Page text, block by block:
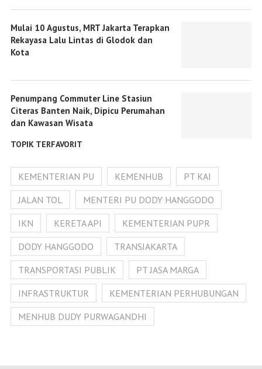
Mulai 10 Agustus, MRT Jakarta Terapkan
Rekayasa Lalu Lintas di Glodok dan
Kota
Penumpang Commuter Line Stasiun
Citeras Banten Naik, Dipicu Perumahan
dan Kawasan Wisata
TOPIK TERFAVORIT
KEMENTERIAN PU KEMENHUB
PT KAI
JALAN TOL
MENTERI PU DODY HANGGODO
IKN
KERETA API
KEMENTERIAN PUPR
DODY HANGGODO
TRANSJAKARTA
TRANSPORTASI PUBLIK
PT JASA MARGA
INFRASTRUKTUR
KEMENTERIAN PERHUBUNGAN
MENHUB DUDY PURWAGANDHI